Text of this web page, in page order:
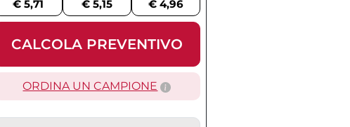
€ 5,71
€ 5,15
€ 4,96
CALCOLA PREVENTIVO
ORDINA UN CAMPIONE